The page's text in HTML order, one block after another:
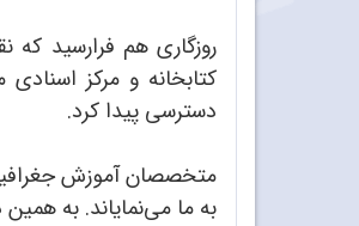
روزگاری هم فرارسید
کتابخانه و مرکز
دسترسی پیدا کرد.
متخصصان آموزش
به ما می‌نمایاند. به